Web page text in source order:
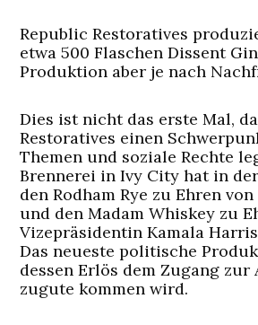
Republic Restoratives
etwa 500 Flaschen Dissent
Produktion aber je nach
Dies ist nicht das erste Mal,
Restoratives einen
Themen und soziale Rechte
Brennerei in Ivy City hat in
den Rodham Rye zu Ehren
und den Madam Whiskey zu
Vizepräsidentin Kamala
Das neueste politische
dessen Erlös dem Zugang zur
zugute kommen wird.